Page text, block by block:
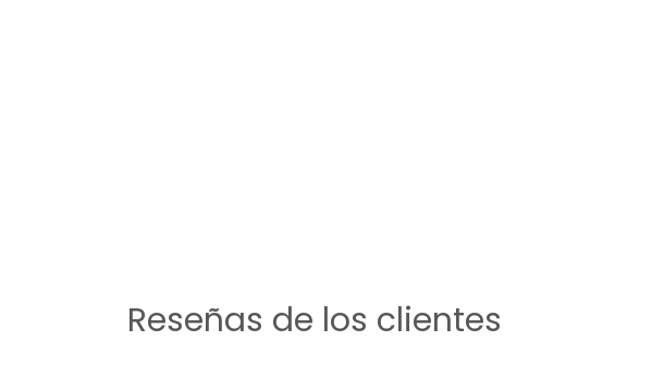
Reseñas de los clientes